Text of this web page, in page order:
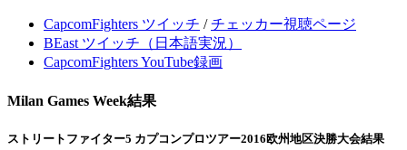
CapcomFighters ツイッチ /チェッカー視聴ページ
BEast ツイッチ（日本語実況）
CapcomFighters YouTube録画
Milan Games Week結果
ストリートファイター5 カプコンプロツアー2016欧州地区決勝大会結果